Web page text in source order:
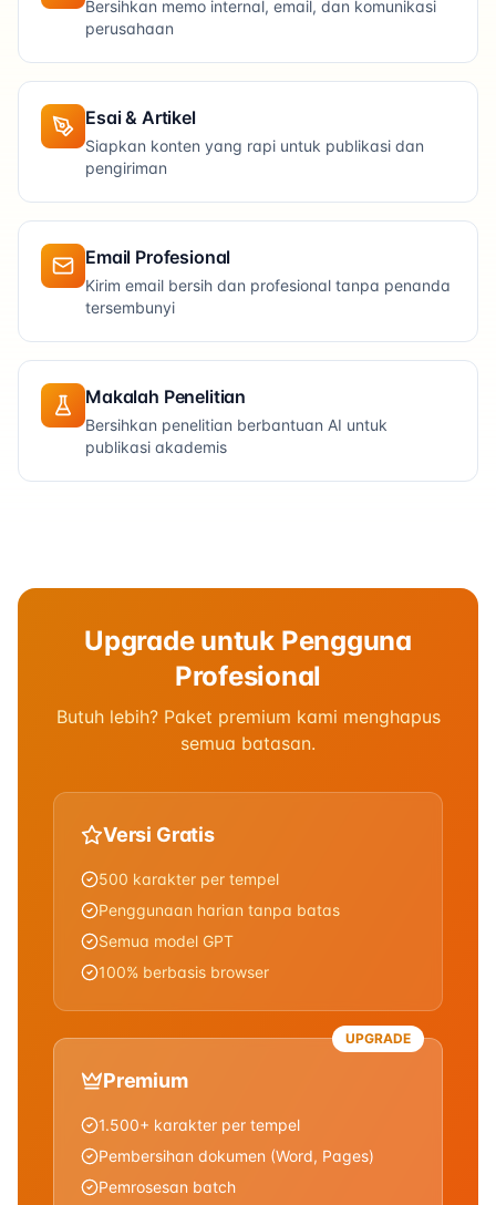
Bersihkan memo internal, email, dan komunikasi
perusahaan
Esai & Artikel
Siapkan konten yang rapi untuk publikasi dan
pengiriman
Email Profesional
Kirim email bersih dan profesional tanpa penanda
tersembunyi
Makalah Penelitian
Bersihkan penelitian berbantuan AI untuk
publikasi akademis
Upgrade untuk Pengguna
Profesional
Butuh lebih? Paket premium kami menghapus
semua batasan.
Versi Gratis
500 karakter per tempel
Penggunaan harian tanpa batas
Semua model GPT
100% berbasis browser
UPGRADE
Premium
1.500+ karakter per tempel
Pembersihan dokumen (Word, Pages)
Pemrosesan batch